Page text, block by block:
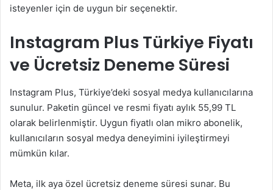
isteyenler için de uygun bir seçenektir.
Instagram Plus Türkiye Fiyatı
ve Ücretsiz Deneme Süresi
Instagram Plus, Türkiye’deki sosyal medya kullanıcılarına
sunulur. Paketin güncel ve resmi fiyatı aylık 55,99 TL
olarak belirlenmiştir. Uygun fiyatlı olan mikro abonelik,
kullanıcıların sosyal medya deneyimini iyileştirmeyi
mümkün kılar.
Meta, ilk aya özel ücretsiz deneme süresi sunar. Bu